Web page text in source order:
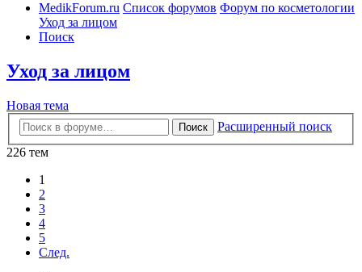
MedikForum.ru Список форумов Форум по косметологии
Уход за лицом
Поиск
Уход за лицом
Новая тема
Поиск
Расширенный поиск
226 тем
1
2
3
4
5
След.